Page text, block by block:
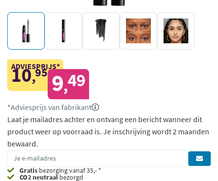
ADVIESPRIJS*
10,95 9,49
*Adviesprijs van fabrikant
Laat je mailadres achter en ontvang een bericht wanneer dit
product weer op voorraad is. Je inschrijving wordt 2 maanden
bewaard.
Gratis bezorging vanaf 35,- *
CO2 neutraalbezorgd